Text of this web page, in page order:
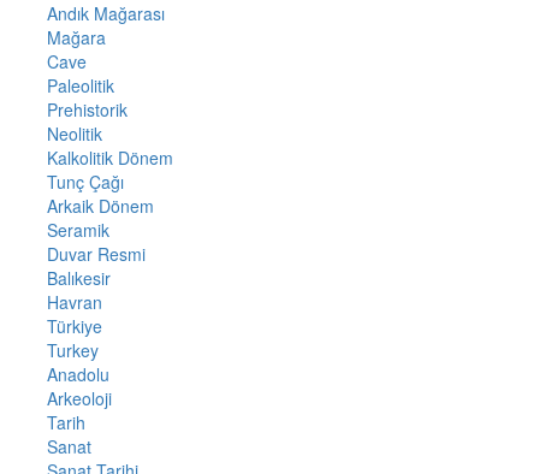
Andık Mağarası
Mağara
Cave
Paleolitik
Prehistorik
Neolitik
Kalkolitik Dönem
Tunç Çağı
Arkaik Dönem
Seramik
Duvar Resmi
Balıkesir
Havran
Türkiye
Turkey
Anadolu
Arkeoloji
Tarih
Sanat